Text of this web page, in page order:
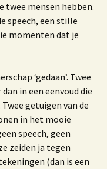
twee mensen hebben.
speech, een stille
momenten dat je
‘gedaan’. Twee
in een eenvoud die
getuigen van de
in het mooie
speech, geen
zeiden ja tegen
(dan is een